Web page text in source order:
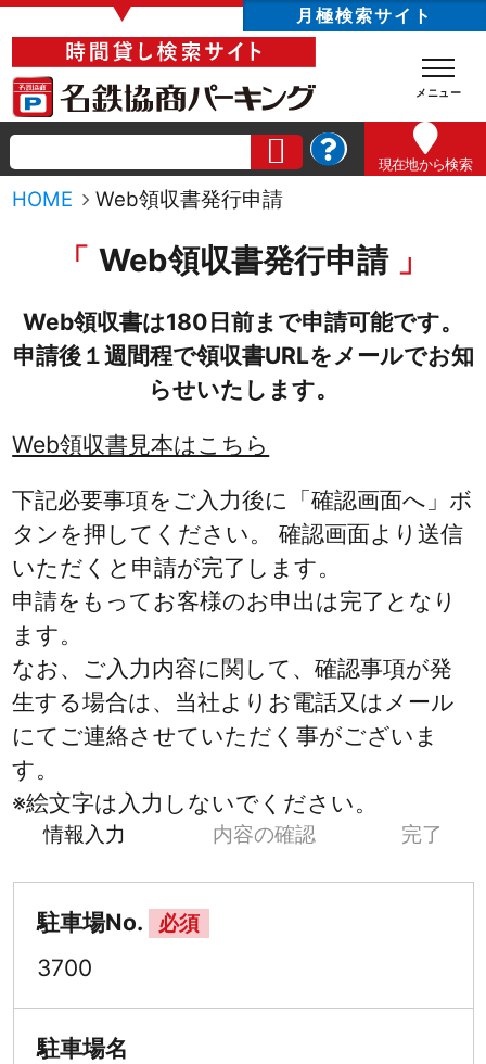
▼ 月極検索サイト
現在地から検索
HOME Web領収書発行申請
Web領収書発行申請
Web領収書は180日前まで申請可能です。
申請後１週間程で領収書URLをメールでお知
らせいたします。
Web領収書見本はこちら
下記必要事項をご入力後に「確認画面へ」ボ
タンを押してください。 確認画面より送信
いただくと申請が完了します。
申請をもってお客様のお申出は完了となり
ます。
なお、ご入力内容に関して、確認事項が発
生する場合は、当社よりお電話又はメール
にてご連絡させていただく事がございま
す。
※絵文字は入力しないでください。
情報入力 内容の確認 完了
駐車場No. 必須
3700
駐車場名